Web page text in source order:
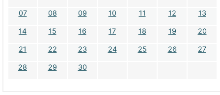
07 08 09 10 11 12 13
14 15 16 17 18 19 20
21 22 23 24 25 26 27
28 29 30